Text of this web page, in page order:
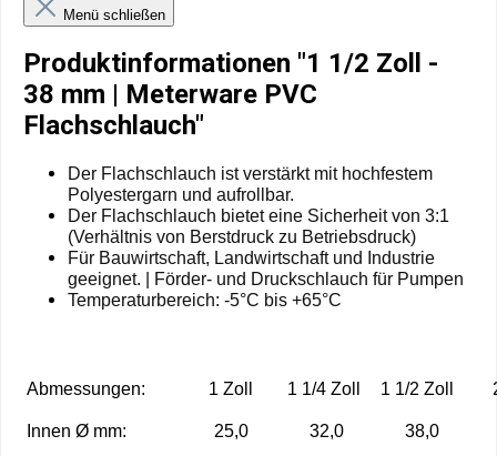
Menü schließen
Produktinformationen "1 1/2 Zoll -
38 mm | Meterware PVC
Flachschlauch"
Der Flachschlauch ist verstärkt mit hochfestem
Polyestergarn und aufrollbar.
Der Flachschlauch bietet eine Sicherheit von 3:1
(Verhältnis von Berstdruck zu Betriebsdruck)
Für Bauwirtschaft, Landwirtschaft und Industrie
geeignet. | Förder- und Druckschlauch für Pumpen
Temperaturbereich: -5°C bis +65°C
Abmessungen: 1 Zoll 1 1/4 Zoll 1 1/2 Zoll
Innen Ø mm: 25,0 32,0 38,0